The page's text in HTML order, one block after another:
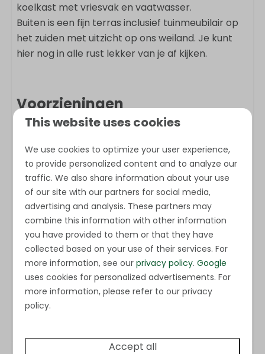
koelkast met vriesvak en vaatwasser.
Buiten is een fijn terras inclusief tuinmeubilair op
het zuiden met uitzicht op ons weiland. Je kunt
hier nog in alle rust lekker van je af kijken.
Voorzieningen
Bathroom
Shower
Toilet
Sink: 1
Bedroom
Bedding
Closet
Single bed: 4
Washing and drying
Washing machine
Show more ↓
This website uses cookies
We use cookies to optimize your user experience,
to provide personalized content and to analyze our
traffic. We also share information about your use
of our site with our partners for social media,
advertising and analysis. These partners may
combine this information with other information
you have provided to them or that they have
collected based on your use of their services. For
more information, see ourprivacy policy.Google
uses cookies for personalized advertisements. For
more information, please refer to our privacy
policy.
Accept all